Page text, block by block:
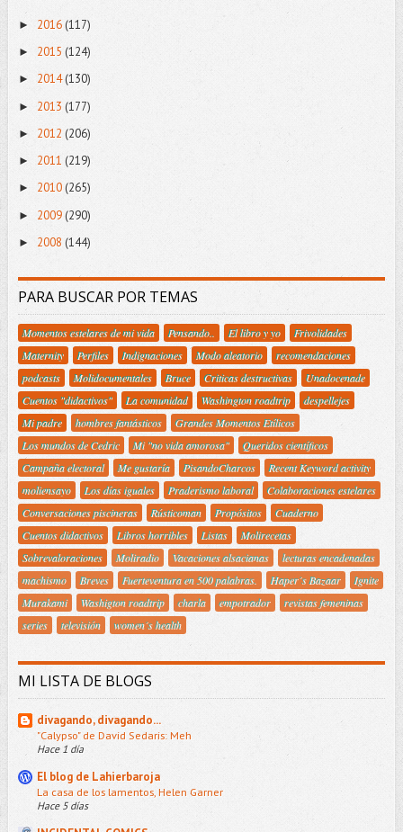
► 2016(117)
► 2015 (124)
► 2014(130)
► 2013 (177)
► 2012 (206)
► 2011 (219)
► 2010(265)
► 2009(290)
► 2008 (144)
PARA BUSCAR POR TEMAS
Momentos estelares de mi vida Pensando.. El libro y yo
Frivolidades
Maternity
Perfiles Indignaciones Modo aleatorio
recomendaciones
podcasts
Molidocumentales Bruce Criticas destructivas
Unadocenade
Cuentos "didactivos"
La comunidad Washington roadtrip
despellejes
Mi padre
hombres fantásticos
Grandes Momentos Etílicos
Los mundos de Cedric
Mi "no vida amorosa"
Queridos científicos
Campaña electoral
Me gustaría PisandoCharcos
Recent Keyword activity
moliensayo
Los días iguales Praderismo laboral
Colaboraciones estelares
Conversaciones piscineras
Rústicoman Propósitos
Cuaderno
Cuentos didactivos
Libros horribles Listas
Molirecetas
Sobrevaloraciones
Moliradio Vacaciones alsacianas
lecturas encadenadas
machismo
Breves Fuerteventura en 500 palabras. Haper´s Bazaar
Ignite
Murakami
Washigton roadtrip charla empotrador
revistas femeninas
series
televisión women´s health
MI LISTA DE BLOGS
divagando, divagando...
"Calypso" de David Sedaris: Meh
Hace 1 día
El blog de Lahierbaroja
La casa de los lamentos, Helen Garner
Hace 5 días